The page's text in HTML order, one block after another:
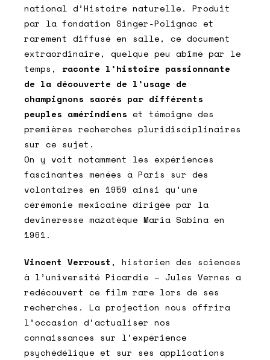
national d’Histoire naturelle. Produit
par la fondation Singer-Polignac et
rarement diffusé en salle, ce document
extraordinaire, quelque peu abîmé par le
temps, raconte l’histoire passionnante
de la découverte de l’usage de
champignons sacrés par différents
peuples amérindiens et témoigne des
premières recherches pluridisciplinaires
sur ce sujet.
On y voit notamment les expériences
fascinantes menées à Paris sur des
volontaires en 1959 ainsi qu’une
cérémonie mexicaine dirigée par la
devineresse mazatèque Maria Sabina en
1961.
Vincent Verroust , historien des sciences
à l’université Picardie – Jules Vernes a
redécouvert ce film rare lors de ses
recherches. La projection nous offrira
l’occasion d’actualiser nos
connaissances sur l’expérience
psychédélique et sur ses applications